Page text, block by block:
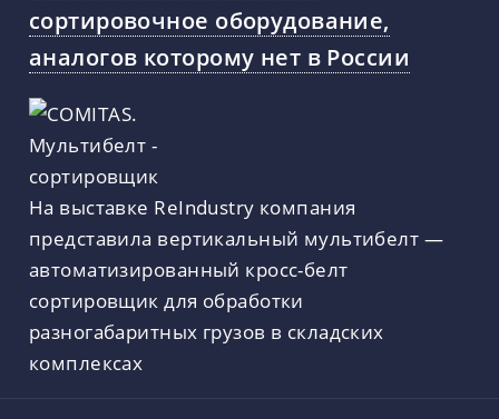
сортировочное оборудование,
аналогов которому нет в России
На выставке ReIndustry компания
представила вертикальный мультибелт —
автоматизированный кросс-белт
сортировщик для обработки
разногабаритных грузов в складских
комплексах